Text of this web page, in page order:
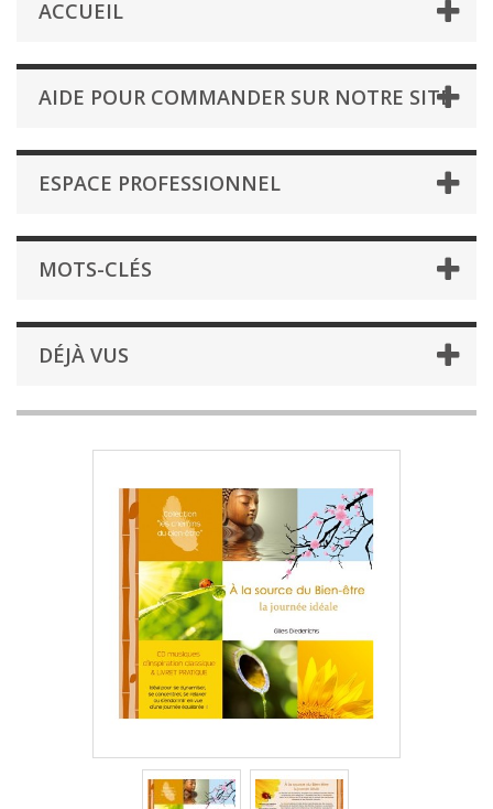
ACCUEIL
AIDE POUR COMMANDER SUR NOTRE SITE
ESPACE PROFESSIONNEL
MOTS-CLÉS
DÉJÀ VUS